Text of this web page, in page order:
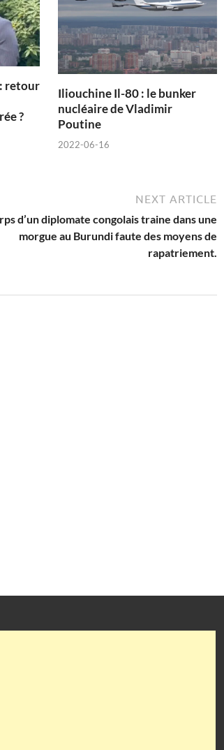
retour
?
Iliouchine Il-80 : le bunker
nucléaire de Vladimir
Poutine
2022-06-16
NEXT ARTICLE
d’un diplomate congolais traine dans une
morgue au Burundi faute des moyens de
rapatriement.